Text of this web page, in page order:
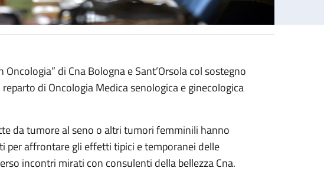
di Cna Bologna e Sant’Orsola col sostegno
di Oncologia Medica senologica e ginecologica
da tumore al seno o altri tumori femminili hanno
per affrontare gli effetti tipici e temporanei delle
incontri mirati con consulenti della bellezza Cna.